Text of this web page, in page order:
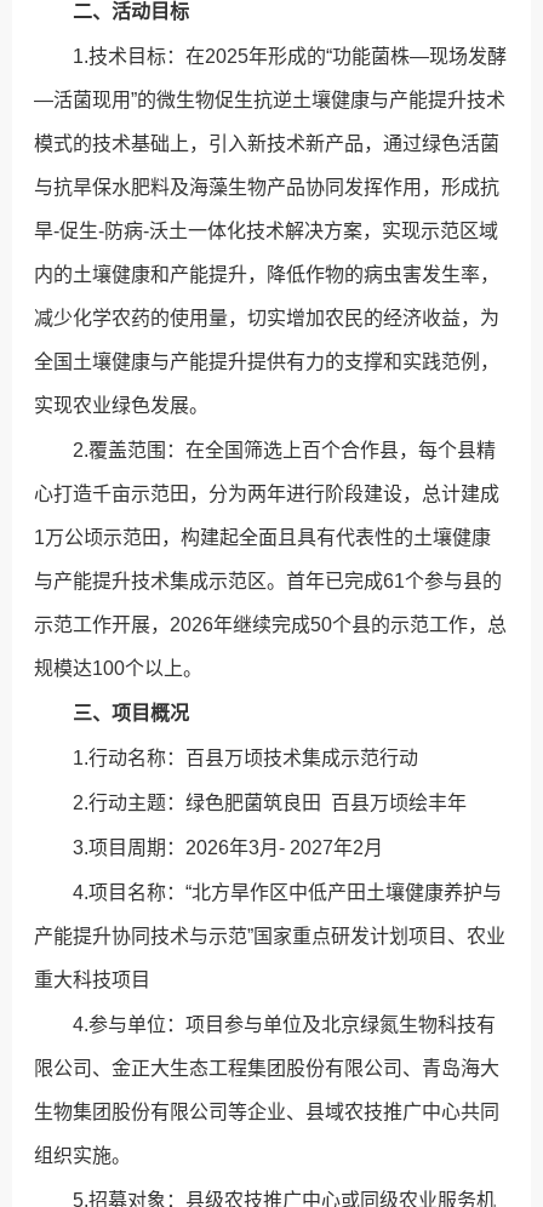
二、活动目标
1.技术目标：在2025年形成的“功能菌株—现场发酵
—活菌现用”的微生物促生抗逆土壤健康与产能提升技术
模式的技术基础上，引入新技术新产品，通过绿色活菌
与抗旱保水肥料及海藻生物产品协同发挥作用，形成抗
旱-促生-防病-沃土一体化技术解决方案，实现示范区域
内的土壤健康和产能提升，降低作物的病虫害发生率，
减少化学农药的使用量，切实增加农民的经济收益，为
全国土壤健康与产能提升提供有力的支撑和实践范例，
实现农业绿色发展。
2.覆盖范围：在全国筛选上百个合作县，每个县精
心打造千亩示范田，分为两年进行阶段建设，总计建成
1万公顷示范田，构建起全面且具有代表性的土壤健康
与产能提升技术集成示范区。首年已完成61个参与县的
示范工作开展，2026年继续完成50个县的示范工作，总
规模达100个以上。
三、项目概况
1.行动名称：百县万顷技术集成示范行动
2.行动主题：绿色肥菌筑良田 百县万顷绘丰年
3.项目周期：2026年3月- 2027年2月
4.项目名称：“北方旱作区中低产田土壤健康养护与
产能提升协同技术与示范”国家重点研发计划项目、农业
重大科技项目
4.参与单位：项目参与单位及北京绿氮生物科技有
限公司、金正大生态工程集团股份有限公司、青岛海大
生物集团股份有限公司等企业、县域农技推广中心共同
组织实施。
5.招募对象：县级农技推广中心或同级农业服务机